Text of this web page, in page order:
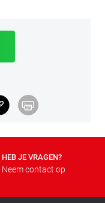
HEB JE VRAGEN?
Neem contact op